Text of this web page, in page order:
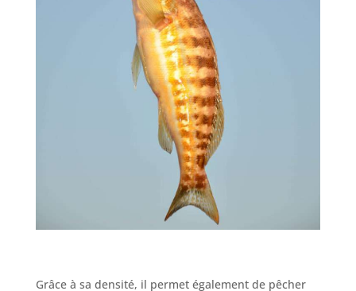
Grâce à sa densité, il permet également de pêcher